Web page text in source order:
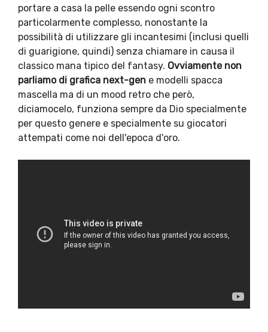
portare a casa la pelle essendo ogni scontro
particolarmente complesso, nonostante la
possibilità di utilizzare gli incantesimi (inclusi quelli
di guarigione, quindi) senza chiamare in causa il
classico mana tipico del fantasy. Ovviamente non
parliamo di grafica next-gen e modelli spacca
mascella ma di un mood retro che però,
diciamocelo, funziona sempre da Dio specialmente
per questo genere e specialmente su giocatori
attempati come noi dell'epoca d'oro.